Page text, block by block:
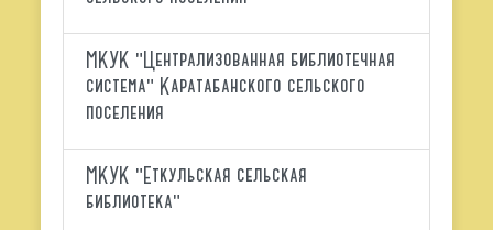
МКУК "Централизованная библиотечная
система" Каратабанского сельского
поселения
МКУК "Еткульская сельская
библиотека"